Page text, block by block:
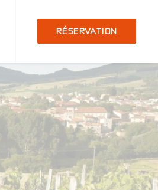
RÉSERVATION